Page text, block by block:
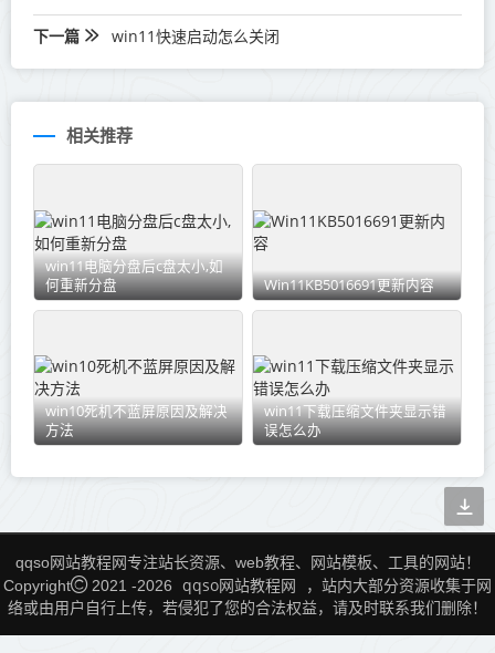
下一篇 win11快速启动怎么关闭
相关推荐
win11电脑分盘后c盘太小,如
何重新分盘
Win11KB5016691更新内容
win10死机不蓝屏原因及解决
方法
win11下载压缩文件夹显示错
误怎么办
qqso网站教程网专注站长资源、web教程、网站模板、工具的网站！
Copyright
2021 -2026 qqso网站教程网
，站内大部分资源收集于网
络或由用户自行上传，若侵犯了您的合法权益，请及时联系我们删除！